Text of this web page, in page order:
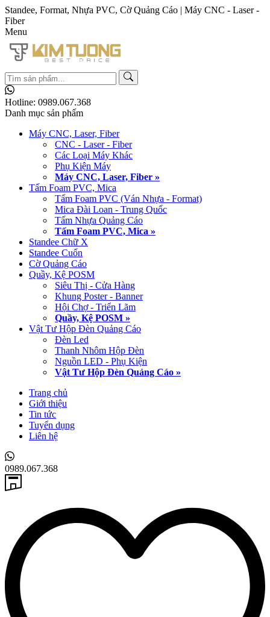
Standee, Format, Nhựa PVC, Cờ Quảng Cáo | Máy CNC - Laser -
Fiber
Menu
Hotline: 0989.067.368
Danh mục sản phẩm
Máy CNC, Laser, Fiber
CNC - Laser - Fiber
Các Loại Máy Khác
Phụ Kiện Máy
Máy CNC, Laser, Fiber »
Tấm Foam PVC, Mica
Tấm Foam PVC (Ván Nhựa - Format)
Mica Đài Loan - Trung Quốc
Tấm Nhựa Quảng Cáo
Tấm Foam PVC, Mica »
Standee Chữ X
Standee Cuốn
Cờ Quảng Cáo
Quầy, Kệ POSM
Siêu Thị - Cửa Hàng
Khung Poster - Banner
Hội Chợ - Triển Lãm
Quầy, Kệ POSM »
Vật Tư Hộp Đèn Quảng Cáo
Đèn Led
Thanh Nhôm Hộp Đèn
Nguồn LED - Phụ Kiện
Vật Tư Hộp Đèn Quảng Cáo »
Trang chủ
Giới thiệu
Tin tức
Tuyển dụng
Liên hệ
0989.067.368